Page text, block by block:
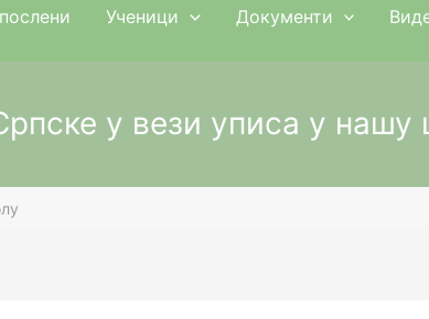
Ученици Документи
у вези уписа у нашу